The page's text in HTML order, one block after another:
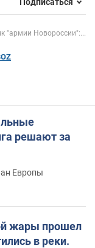
"армии Новороссии":...
решают за
Европы
жары прошел
в реки.